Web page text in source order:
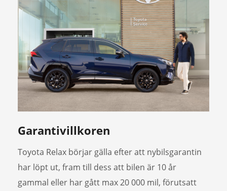
Garantivillkoren
Toyota Relax börjar gälla efter att nybilsgarantin
har löpt ut, fram till dess att bilen är 10 år
gammal eller har gått max 20 000 mil, förutsatt